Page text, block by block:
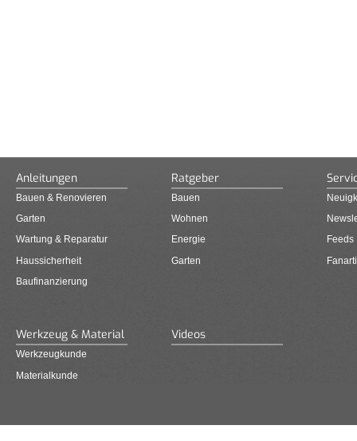
Anleitungen
Bauen & Renovieren
Garten
Wartung & Reparatur
Haussicherheit
Baufinanzierung
Ratgeber
Bauen
Wohnen
Energie
Garten
Feeds
Werkzeug & Material
Werkzeugkunde
Materialkunde
Videos